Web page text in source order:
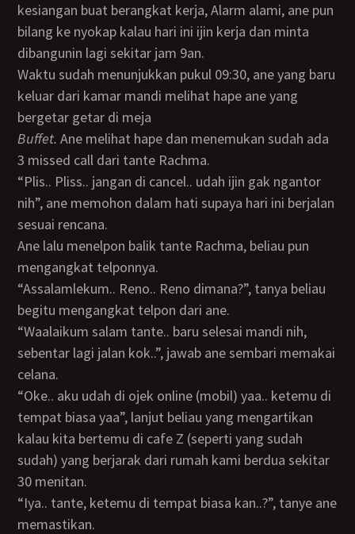
kesiangan buat berangkat kerja, Alarm alami, ane pun
bilang ke nyokap kalau hari ini ijin kerja dan minta
dibangunin lagi sekitar jam 9an.
Waktu sudah menunjukkan pukul 09:30, ane yang baru
keluar dari kamar mandi melihat hape ane yang
bergetar getar di meja
buffet. Ane melihat hape dan menemukan sudah ada
3 missed call dari tante Rachma.
“Plis.. Pliss.. jangan di cancel.. udah ijin gak ngantor
nih”, ane memohon dalam hati supaya hari ini berjalan
sesuai rencana.
Ane lalu menelpon balik tante Rachma, beliau pun
mengangkat telponnya.
“Assalamlekum.. Reno.. Reno dimana?”, tanya beliau
begitu mengangkat telpon dari ane.
“Waalaikum salam tante.. baru selesai mandi nih,
sebentar lagi jalan kok..”, jawab ane sembari memakai
celana.
“Oke.. aku udah di ojek online (mobil) yaa.. ketemu di
tempat biasa yaa”, lanjut beliau yang mengartikan
kalau kita bertemu di cafe Z (seperti yang sudah
sudah) yang berjarak dari rumah kami berdua sekitar
30 menitan.
“Iya.. tante, ketemu di tempat biasa kan..?”, tanye ane
memastikan.